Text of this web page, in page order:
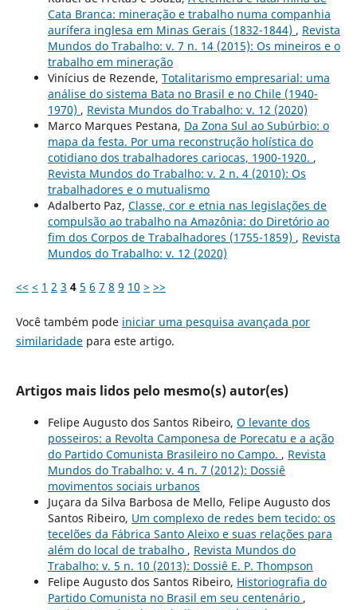
Cata Branca: mineração e trabalho numa companhia
aurífera inglesa em Minas Gerais (1832-1844) , Revista
Mundos do Trabalho: v. 7 n. 14 (2015): Os mineiros e o
trabalho em mineração
Vinícius de Rezende, Totalitarismo empresarial: uma
análise do sistema Bata no Brasil e no Chile (1940-
1970) , Revista Mundos do Trabalho: v. 12 (2020)
Marco Marques Pestana, Da Zona Sul ao Subúrbio: o
mapa da festa. Por uma reconstrução holística do
cotidiano dos trabalhadores cariocas, 1900-1920. ,
Revista Mundos do Trabalho: v. 2 n. 4 (2010): Os
trabalhadores e o mutualismo
Adalberto Paz, Classe, cor e etnia nas legislações de
compulsão ao trabalho na Amazônia: do Diretório ao
fim dos Corpos de Trabalhadores (1755-1859) , Revista
Mundos do Trabalho: v. 12 (2020)
<< < 1 2 3 4 5 6 7 8 9 10 > >>
Você também pode iniciar uma pesquisa avançada por
similaridadepara este artigo.
Artigos mais lidos pelo mesmo(s) autor(es)
Felipe Augusto dos Santos Ribeiro, O levante dos
posseiros: a Revolta Camponesa de Porecatu e a ação
do Partido Comunista Brasileiro no Campo. , Revista
Mundos do Trabalho: v. 4 n. 7 (2012): Dossiê
movimentos sociais urbanos
Juçara da Silva Barbosa de Mello, Felipe Augusto dos
Santos Ribeiro, Um complexo de redes bem tecido: os
tecelões da Fábrica Santo Aleixo e suas relações para
além do local de trabalho , Revista Mundos do
Trabalho: v. 5 n. 10 (2013): Dossiê E. P. Thompson
Felipe Augusto dos Santos Ribeiro, Historiografia do
Partido Comunista no Brasil em seu centenário ,